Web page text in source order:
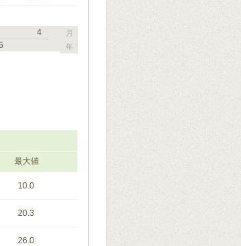
4
月
年
最大値
10.0
20.3
26.0